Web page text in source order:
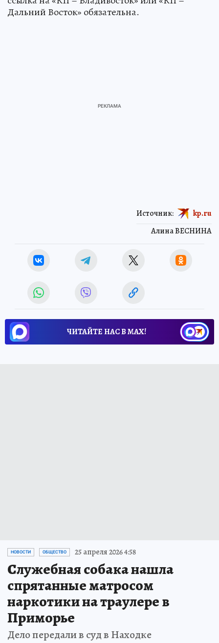
Дальний Восток» обязательна.
Алина ВЕСНИНА
Источник: kp.ru
ЧИТАЙТЕ НАС В МАХ!
НОВОСТИ ОБЩЕСТВО 25 апреля 2026 4:58
Служебная собака нашла
спрятанные матросом
наркотики на траулере в
Приморье
Дело передали в суд в Находке